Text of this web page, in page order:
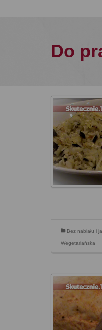
Do
Bez nabiału i
Wegetariańska